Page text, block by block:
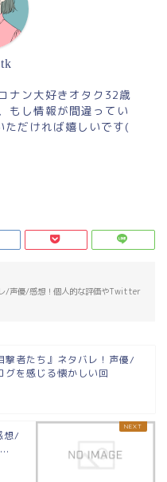
ナン大好きオタク32歳
もし情報が間違ってい
ただければ嬉しいです(
/声優/感想！個人的な評価やTwitter
撃者たち』ネタバレ！声優/
グを感じる懐かしい回
想/